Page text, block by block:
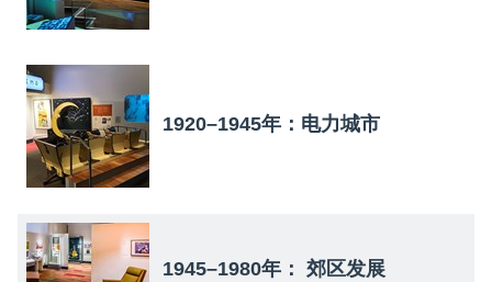
1920–1945年：电力城市
1945–1980年： 郊区发展